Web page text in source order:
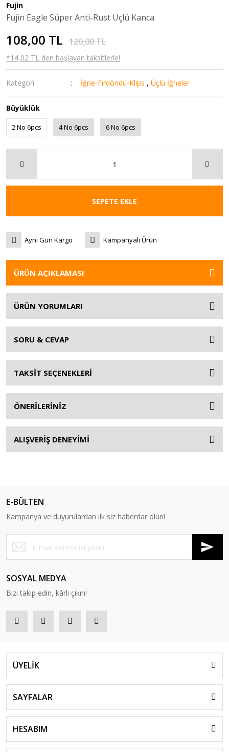
Fujin
Fujin Eagle Süper Anti-Rust Üçlü Kanca
108,00 TL 120,00 TL
*14,02 TL den başlayan taksitlerle!
Kategori İğne-Fırdöndü-Klips ,Üçlü İğneler
Büyüklük
2 No 6pcs 4 No 6pcs 6 No 6pcs
SEPETE EKLE
Aynı Gün Kargo Kampanyalı Ürün
ÜRÜN AÇIKLAMASI
ÜRÜN YORUMLARI
SORU & CEVAP
TAKSİT SEÇENEKLERİ
ÖNERİLERİNİZ
ALIŞVERİŞ DENEYİMİ
E-BÜLTEN
Kampanya ve duyurulardan ilk siz haberdar olun!
SOSYAL MEDYA
Bizi takip edin, kârlı çıkın!
ÜYELİK
SAYFALAR
HESABIM